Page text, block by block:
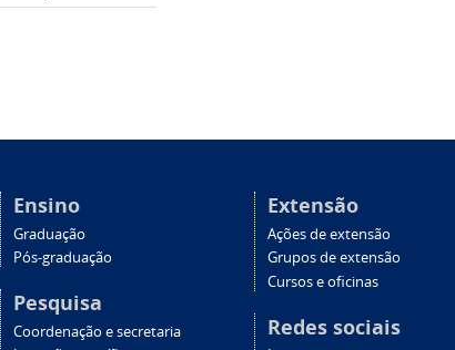
Ensino
Graduação
Pós-graduação
Pesquisa
Coordenação e secretaria
Extensão
Ações de extensão
Grupos de extensão
Cursos e oficinas
Redes sociais